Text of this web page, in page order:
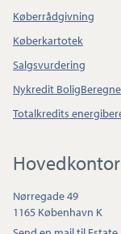
Køberrådgivning
Køberkartotek
Salgsvurdering
Nykredit
Totalkredits
Hovedkontor
Nørregade 49
1165 København K